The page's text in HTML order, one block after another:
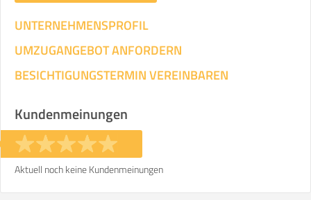
UNTERNEHMENSPROFIL
UMZUGANGEBOT ANFORDERN
BESICHTIGUNGSTERMIN VEREINBAREN
Kundenmeinungen
Aktuell noch keine Kundenmeinungen